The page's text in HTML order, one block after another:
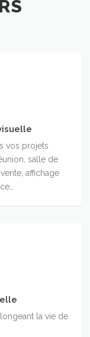
vos projets
salle de
affichage
la vie de